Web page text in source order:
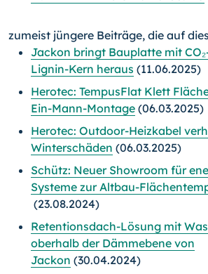
zumeist jüngere Beiträge, die auf
Jackon bringt Bauplatte mit
Lignin-Kern heraus (11.06.2025)
Herotec: TempusFlat Klett
Ein-Mann-Montage (06.03.2025)
Herotec: Outdoor-Heizkabel
Winterschäden (06.03.2025)
Schütz: Neuer Showroom für
Systeme zur Altbau-
(23.08.2024)
Retentionsdach-Lösung mit
oberhalb der Dämmebene von
Jackon (30.04.2024)